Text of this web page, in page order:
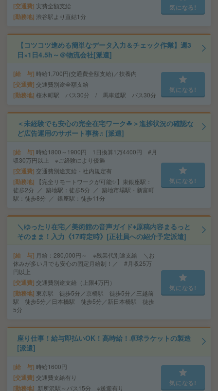
交通費 実費全額支給
勤務地 渋谷駅より直結1分
気になる!
【コツコツ進める簡単なデータ入力＆チェック作業】週3
日×1日4.5h～＠物流会社[派遣]
給 与 時給1,700円(交通費全額支給)／扶養内
交通費 交通費別途全額支給
勤務地 桜木町駅 バス30分 / 馬車道駅 バス30分
気になる!
＜未経験でも安心の完全在宅ワーク☘︎＞進捗状況の確認な
ど広告運用のサポート事務♬[派遣]
給 与 時給1800～1900円 1日換算1万4400円 #月
収30万円以上 ※ご経験により優遇
交通費 交通費別途支給・社内規定有
勤務地
【完全リモートワークが可能✨】東銀座駅：
徒歩2分 ／ 築地駅：徒歩5分 ／ 築地市場駅・新富町
駅：徒歩8分 ／ 銀座駅：徒歩11分
気になる!
＼ゆったり在宅／美術館の音声ガイド♦原稿内容まるっと
そのまま！入力《17時定時》[正社員への紹介予定派遣]
給 与 月給：280,000円～ ※残業代別途支給 ＼お
休みが多い月でも安心の固定月給制！／ #月収25万
円以上
交通費 交通費別途支給（上限4万円）
勤務地 東京駅 徒歩5分／京橋駅 徒歩5分／三越前
駅 徒歩5分／日本橋駅 徒歩5分／新日本橋駅 徒歩
5分
気になる!
座り仕事！給与即払いOK！高時給！卓球ラケットの製造
[派遣]
給 与 時給1600円
交通費 交通費支給有り
勤務地 新所沢駅～バス15分 ※送迎有り
気になる!